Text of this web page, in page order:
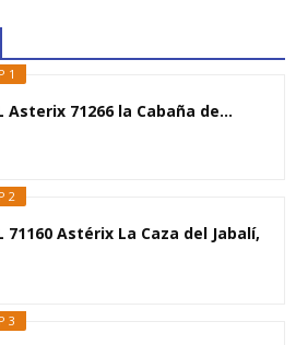
1
Asterix 71266 la Cabaña de...
2
71160 Astérix La Caza del Jabalí,
3